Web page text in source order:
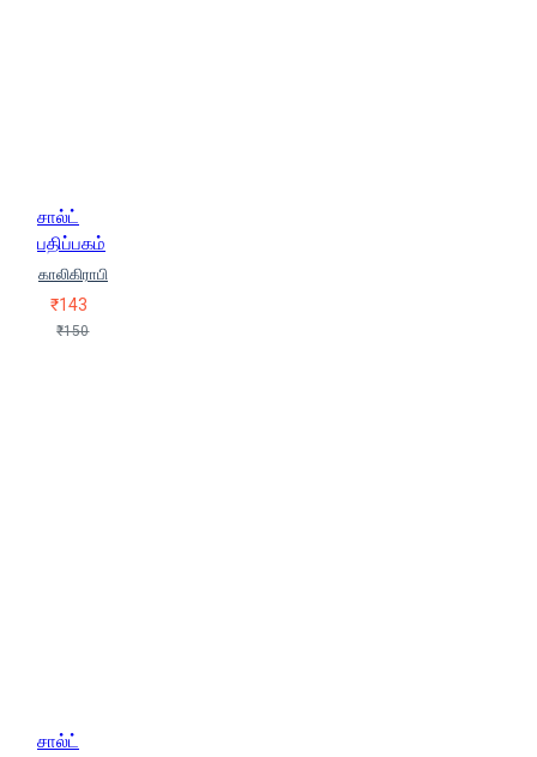
சால்ட்
பதிப்பகம்
காலிகிராபி
₹143
₹150
சால்ட்